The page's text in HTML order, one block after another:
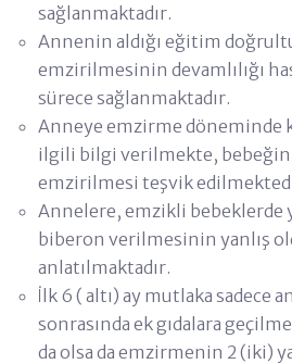
sağlanmaktadır.
Annenin aldığı eğitim
emzirilmesinin devamlılığı
sürece sağlanmaktadır.
Anneye emzirme döneminde
ilgili bilgi verilmekte,
emzirilmesi teşvik
Annelere, emzikli bebeklerde
biberon verilmesinin yanlış
anlatılmaktadır.
İlk 6 ( altı) ay mutlaka sadece
sonrasında ek gıdalara
da olsa da emzirmenin 2 (iki)